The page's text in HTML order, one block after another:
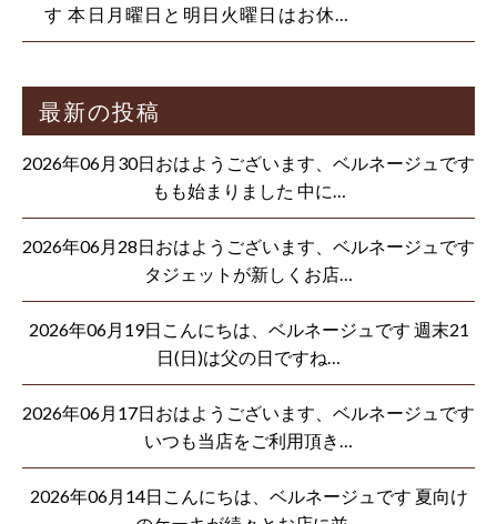
す️ 本日月曜日と明日火曜日はお休…
最新の投稿
2026年06月30日おはようございます、ベルネージュです
もも始まりました 中に…
2026年06月28日おはようございます、ベルネージュです
タジェットが新しくお店…
2026年06月19日こんにちは、ベルネージュです 週末21
日(日)は父の日ですね…
2026年06月17日おはようございます、ベルネージュです
いつも当店をご利用頂き…
2026年06月14日こんにちは、ベルネージュです 夏向け